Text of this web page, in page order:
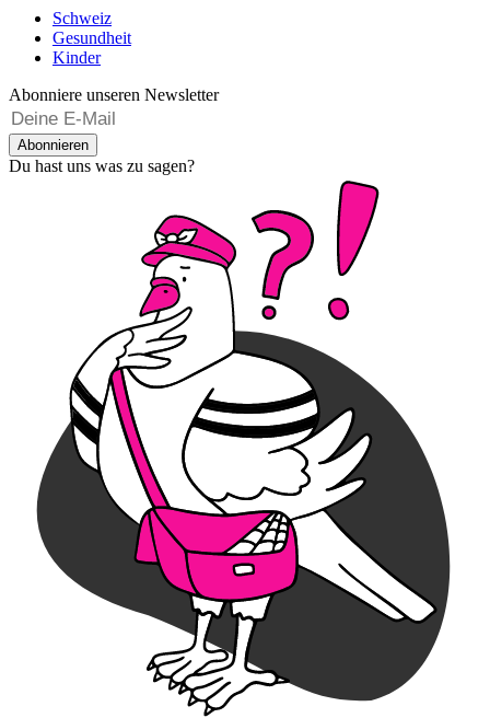
Schweiz
Gesundheit
Kinder
Abonniere unseren Newsletter
Abonnieren
Du hast uns was zu sagen?